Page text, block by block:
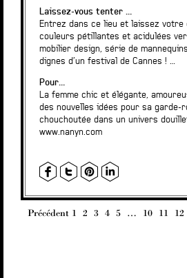
Laissez-vous tenter …
Entrez dans ce lieu et laissez votre
couleurs pétillantes et acidulées
mobilier design, série de
dignes d’un festival de Cannes ! …
Pour…
La femme chic et élégante,
des nouvelles idées pour sa garde-
chouchoutée dans un univers
www.nanyn.com
Précédent 1 2 3 4 5 … 10 11 12